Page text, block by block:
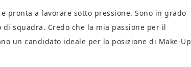
pronta a lavorare sotto pressione. Sono in grado
squadra. Credo che la mia passione per il
un candidato ideale per la posizione di Make-Up